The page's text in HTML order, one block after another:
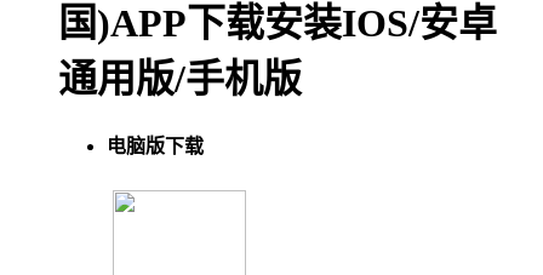
国)APP下载安装IOS/安卓
通用版/手机版
电脑版下载